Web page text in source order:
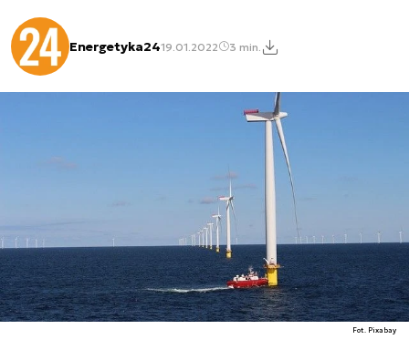
Energetyka2419.01.2022 3 min.
Fot. Pixabay